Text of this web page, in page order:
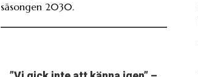
säsongen 2030.